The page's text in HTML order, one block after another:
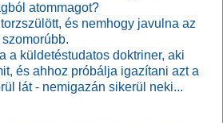
atommagot?
és nemhogy javulna az
a küldetéstudatos doktriner, aki
és ahhoz próbálja igazítani azt a
lát - nemigazán sikerül neki...